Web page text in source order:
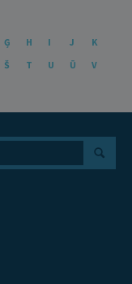
Ģ H I J
K
Š T U Ū
V